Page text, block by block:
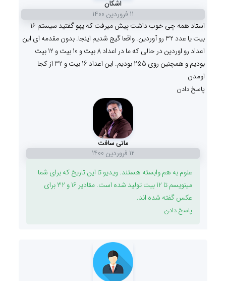
اشکان
11 فروردين 1400
استاد همه چی خوب داشت پیش میرفت که یهو گفتید سیستم 16
بیت یا عدد 32 رو آوردین. واقعا گیج شدیم اینجا. بدون مقدمه ای این
اعداد رو اوردین در حالی که ما در اعداد 8 بیت و 10 بیت و 12 بیت
بودیم و همچنین روی 255 بودیم. این اعداد 16 بیت و 32 از کجا
اومدن
پاسخ دادن
مانی سافت
12 فروردين 1400
علوم به هم وابسته هستند. ویدیو تا این تاریخ که برای شما
مینویسم تا 12 بیت تولید شده است. مقادیر 16 و 32 برای
عکس گفته شده اند.
پاسخ دادن